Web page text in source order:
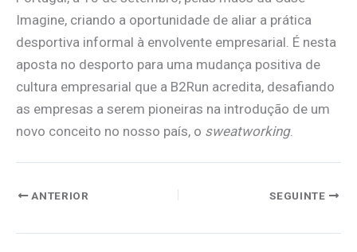
Imagine, criando a oportunidade de aliar a prática
desportiva informal à envolvente empresarial. É nesta
aposta no desporto para uma mudança positiva de
cultura empresarial que a B2Run acredita, desafiando
as empresas a serem pioneiras na introdução de um
novo conceito no nosso país, o sweatworking.
ANTERIOR SEGUINTE